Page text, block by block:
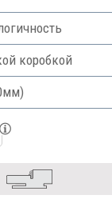
коробкой